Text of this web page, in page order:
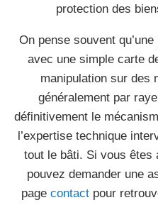
protection des
On pense souvent
avec une simple carte
manipulation sur des
généralement par
définitivement le
l’expertise technique
tout le bâti. Si vous êtes
pouvez demander une
page contactpour